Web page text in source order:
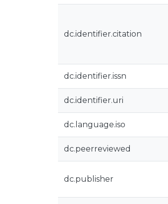
dc.identifier.citation
dc.identifier.issn
dc.identifier.uri
dc.language.iso
dc.peerreviewed
dc.publisher